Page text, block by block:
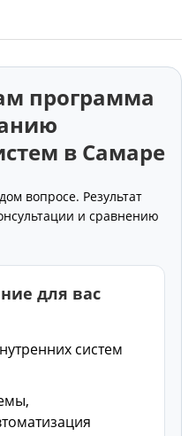
программа
в Самаре
вопросе. Результат
и сравнению
для вас
систем